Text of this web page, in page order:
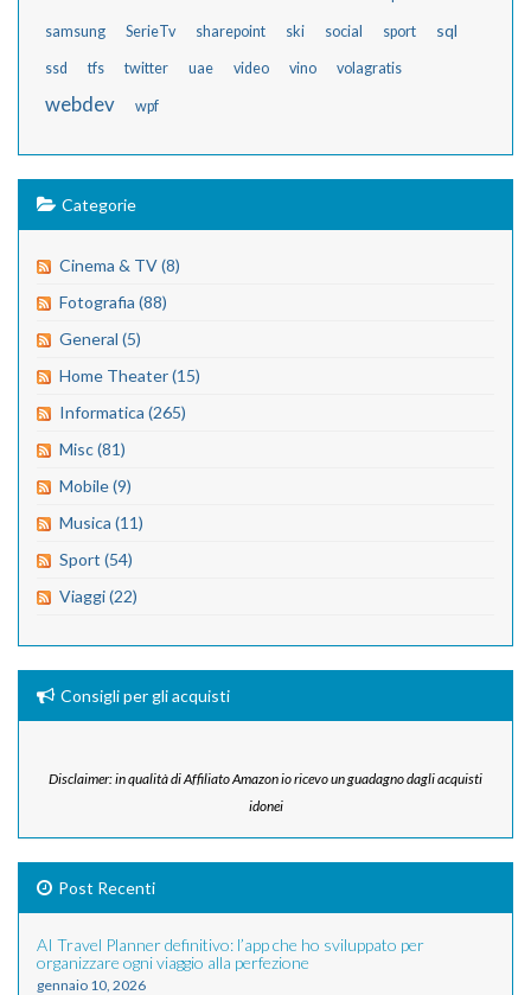
samsung SerieTv sharepoint ski social sport sql
ssd tfs twitter uae video vino volagratis
webdev wpf
Categorie
Cinema & TV (8)
Fotografia (88)
General (5)
Home Theater (15)
Informatica (265)
Misc (81)
Mobile (9)
Musica (11)
Sport (54)
Viaggi (22)
Consigli per gli acquisti
Disclaimer: in qualità di Affiliato Amazon io ricevo un guadagno dagli acquisti
idonei
Post Recenti
AI Travel Planner definitivo: l’app che ho sviluppato per
organizzare ogni viaggio alla perfezione
gennaio 10, 2026